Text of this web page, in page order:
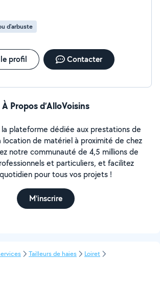
d'arbuste
profil Contacter
À Propos d’AlloVoisins
la plateforme dédiée aux prestations de
location de matériel à proximité de chez
notre communauté de 4,5 millions de
et particuliers, et facilitez
pour tous vos projets !
M'inscrire
Tailleurs de haies
Loiret